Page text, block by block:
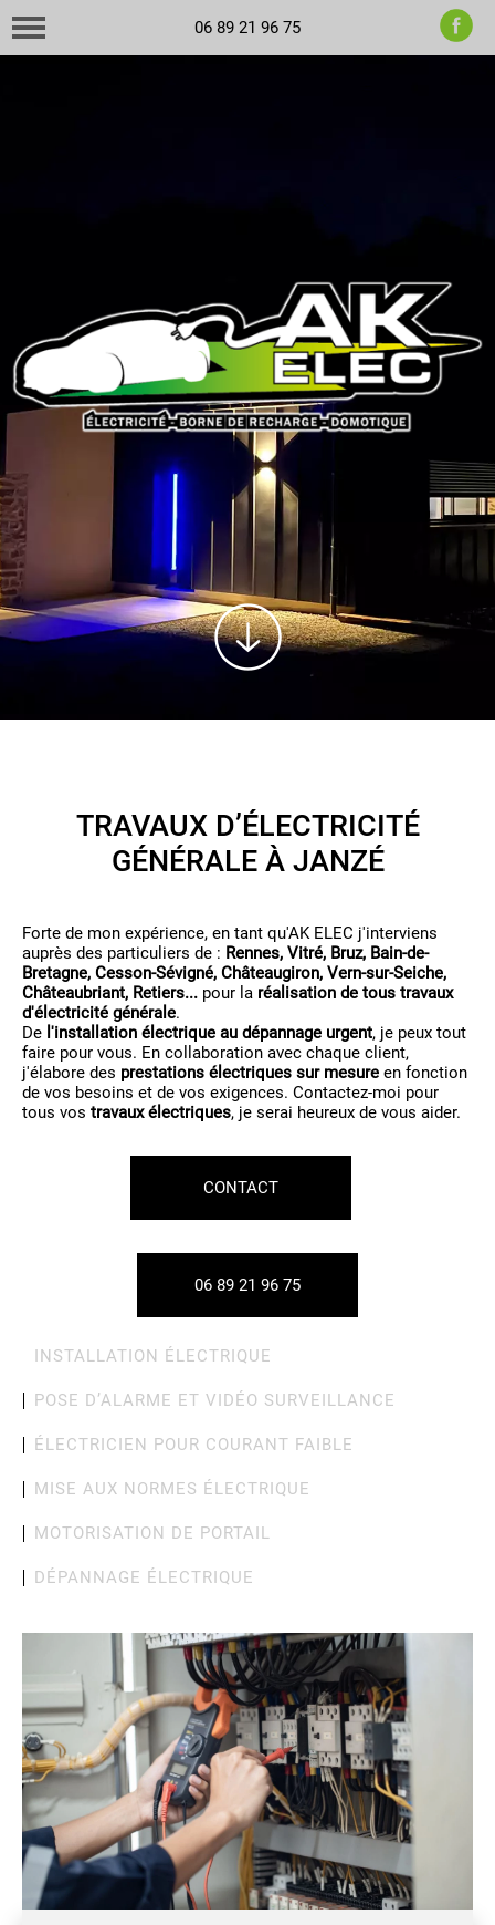
06 89 21 96 75
TRAVAUX D’ÉLECTRICITÉ
GÉNÉRALE À JANZÉ
Forte de mon expérience, en tant qu'AK ELEC j'interviens
auprès des particuliers de : Rennes, Vitré, Bruz, Bain-de-
Bretagne, Cesson-Sévigné, Châteaugiron, Vern-sur-Seiche,
Châteaubriant, Retiers... pour la réalisation de tous travaux
d'électricité générale.
De l'installation électrique au dépannage urgent, je peux tout
faire pour vous. En collaboration avec chaque client,
j'élabore des prestations électriques sur mesure en fonction
de vos besoins et de vos exigences. Contactez-moi pour
tous vos travaux électriques, je serai heureux de vous aider.
CONTACT
06 89 21 96 75
INSTALLATION ÉLECTRIQUE
POSE D’ALARME ET VIDÉO SURVEILLANCE
ÉLECTRICIEN POUR COURANT FAIBLE
MISE AUX NORMES ÉLECTRIQUE
MOTORISATION DE PORTAIL
DÉPANNAGE ÉLECTRIQUE